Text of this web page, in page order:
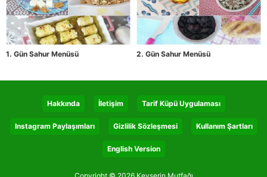
1. Gün Sahur Menüsü 2. Gün Sahur Menüsü
Hakkında İletişim Tarif Küpü Uygulaması
Instagram Paylaşımları Gizlilik Sözleşmesi Kullanım Şartları
English Version